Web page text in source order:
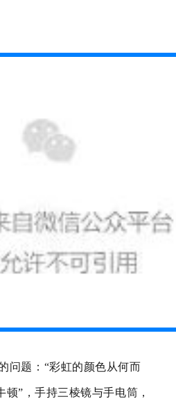
问题： “彩虹的颜色从何而
顿”，手持三棱镜与手电筒，